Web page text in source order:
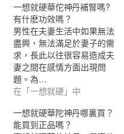
一想就硬華佗神丹補腎嗎?
有什麽功效嗎？
男性在夫妻生活中如果無法
盡興，無法滿足於妻子的需
求，長此以往很容易造成夫
妻之間在感情方面出現問
題。為…
在「一想就硬」中
一想就硬華陀神丹哪裏買？
能買到正品嗎？